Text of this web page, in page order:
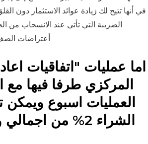
الضريبة التي تأتي عند الانسحاب من
أعتراضات الصف السادس
اما عمليات "اتفاقيات
المركزي طرفا فيها
العمليات اسبوع ويمكن
الشراء 2% من اجمالي ودائع القطاع الخاص والعملاء الذي